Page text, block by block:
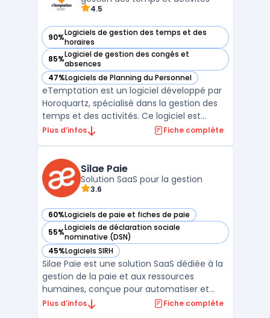
4.5
90%Logiciels de gestion des temps et des
horaires
— voir eTemptation dans cette catégorie
85%Logiciel de gestion des congés et
absences
— voir eTemptation dans cette catégorie
47%Logiciels de Planning du Personnel
— voir eTemptation dans cette catégorie
eTemptation est un logiciel développé par
Horoquartz, spécialisé dans la gestion des
temps et des activités. Ce logiciel est
conçu pour optimiser la gestion des
réglementaire. eTemptation offre une
solution complète ...
Plus d’infos Fiche complète
Silae Paie
Solution SaaS pour la gestion
3.6
60%Logiciels de paie et fiches de paie
— voir Silae Paie dans cette catégorie
55%Logiciels de déclaration sociale
nominative (DSN)
— voir Silae Paie dans cette catégorie
45%Logiciels SIRH
— voir Silae Paie dans cette catégorie
Silae Paie est une solution SaaS dédiée à la
gestion de la paie et aux ressources
humaines, conçue pour automatiser et
simplifier le traitement des bulletins de
Plus d’infos Fiche complète